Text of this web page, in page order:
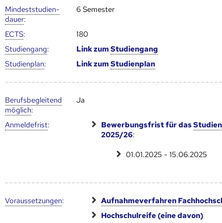
Mindest­studien­
dauer:
6 Semester
ECTS:
180
Studien­gang: Link zumStudien­gang
Studien­plan: Link zumStudien­plan
Berufs­begleitend
möglich:
Ja
Anmelde­frist: Bewerbungsfrist für das
2025/26:
01.01.2025 - 15.06.2025
Voraus­setzungen:
Aufnahmeverfahren
Hochschulreife (eine davon)